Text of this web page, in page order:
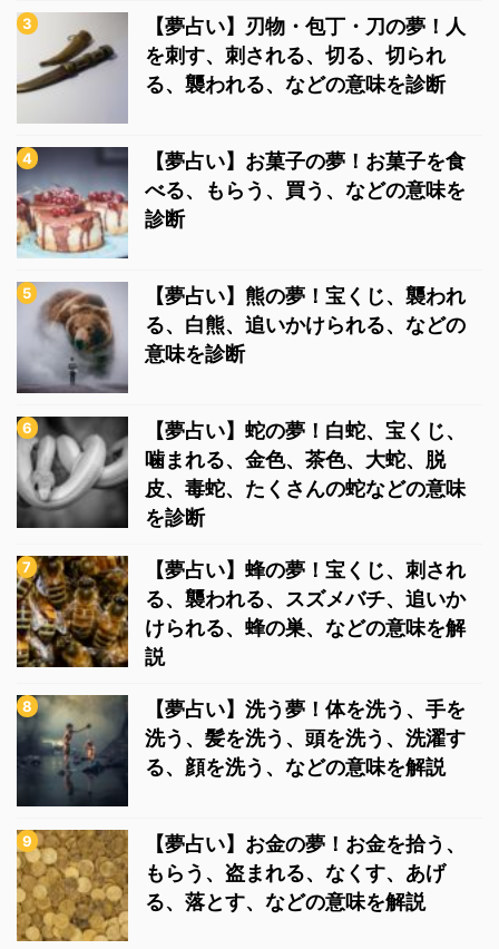
【夢占い】刃物・包丁・刀の夢！人
を刺す、刺される、切る、切られ
る、襲われる、などの意味を診断
【夢占い】お菓子の夢！お菓子を食
べる、もらう、買う、などの意味を
診断
【夢占い】熊の夢！宝くじ、襲われ
る、白熊、追いかけられる、などの
意味を診断
【夢占い】蛇の夢！白蛇、宝くじ、
噛まれる、金色、茶色、大蛇、脱
皮、毒蛇、たくさんの蛇などの意味
を診断
【夢占い】蜂の夢！宝くじ、刺され
る、襲われる、スズメバチ、追いか
けられる、蜂の巣、などの意味を解
説
【夢占い】洗う夢！体を洗う、手を
洗う、髪を洗う、頭を洗う、洗濯す
る、顔を洗う、などの意味を解説
【夢占い】お金の夢！お金を拾う、
もらう、盗まれる、なくす、あげ
る、落とす、などの意味を解説